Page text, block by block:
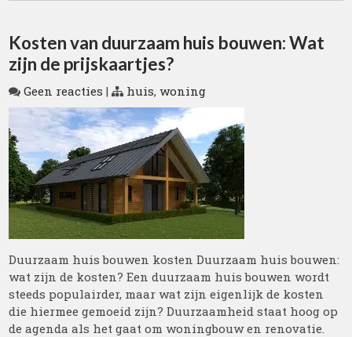
Kosten van duurzaam huis bouwen: Wat
zijn de prijskaartjes?
Geen reacties | huis,woning
Duurzaam huis bouwen kosten Duurzaam huis bouwen:
wat zijn de kosten? Een duurzaam huis bouwen wordt
steeds populairder, maar wat zijn eigenlijk de kosten
die hiermee gemoeid zijn? Duurzaamheid staat hoog op
de agenda als het gaat om woningbouw en renovatie.